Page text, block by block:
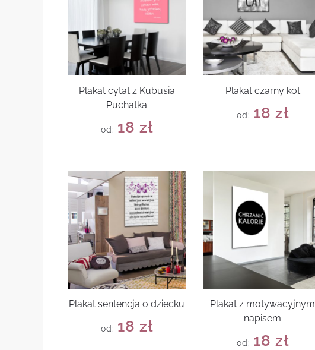
Plakat cytat z Kubusia
Puchatka
od: 18 zł
Plakat czarny kot
od: 18 zł
Plakat sentencja o dziecku
od: 18 zł
Plakat z motywacyjnym
napisem
od: 18 zł